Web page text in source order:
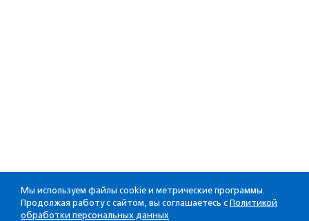
Мы используем файлы cookie и метрические программы.
Продолжая работу с сайтом, вы соглашаетесь с Политикой
обработки персональных данных